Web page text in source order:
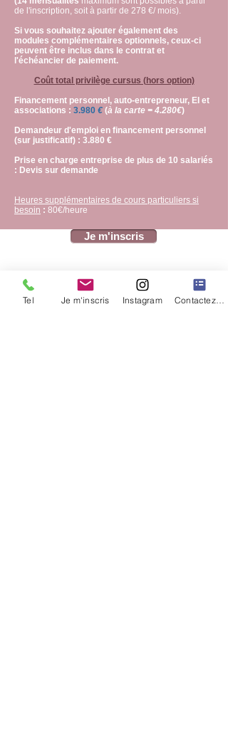
de l'inscription, soit à partir de 278 €/ mois).
​Si vous souhaitez ajouter également des
modules complémentaires optionnels, ceux-ci
peuvent être inclus dans le contrat et
l'échéancier de paiement.
Coût total privilège cursus (hors option)
Financement personnel, auto-entrepreneur, EI et
associations : 3.980 € (à la carte = 4.280€)
Demandeur d'emploi en financement personnel
(sur justificatif) : 3.880 €
​​​​Prise en charge entreprise de plus de 10 salariés
: Devis sur demande
Heures supplémentaires de cours particuliers si
besoin : 80€/heure
Je m'inscris
Tel Je m'inscris Instagram Contactez nous